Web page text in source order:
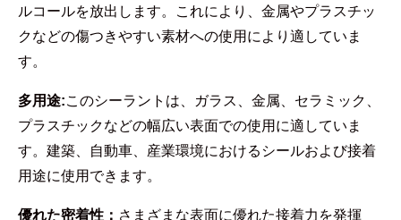
ルコールを放出します。これにより、金属やプラスチッ
クなどの傷つきやすい素材への使用により適していま
す。
多用途:このシーラントは、ガラス、金属、セラミック、
プラスチックなどの幅広い表面での使用に適していま
す。建築、自動車、産業環境におけるシールおよび接着
用途に使用できます。
優れた密着性： さまざまな表面に優れた接着力を発揮